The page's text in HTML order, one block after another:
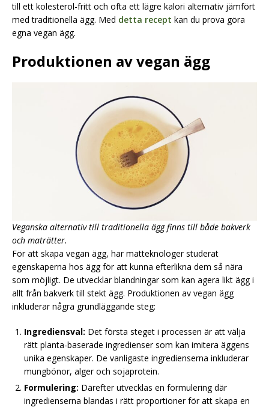
till ett kolesterol-fritt och ofta ett lägre kalori alternativ jämfört
med traditionella ägg. Med detta recept kan du prova göra
egna vegan ägg.
Produktionen av vegan ägg
Veganska alternativ till traditionella ägg finns till både bakverk
och maträtter.
För att skapa vegan ägg, har matteknologer studerat
egenskaperna hos ägg för att kunna efterlikna dem så nära
som möjligt. De utvecklar blandningar som kan agera likt ägg i
allt från bakverk till stekt ägg. Produktionen av vegan ägg
inkluderar några grundläggande steg:
Ingrediensval: Det första steget i processen är att välja
rätt planta-baserade ingredienser som kan imitera äggens
unika egenskaper. De vanligaste ingredienserna inkluderar
mungbönor, alger och sojaprotein.
Formulering: Därefter utvecklas en formulering där
ingredienserna blandas i rätt proportioner för att skapa en